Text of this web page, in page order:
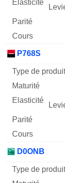
P768S
D0ONB